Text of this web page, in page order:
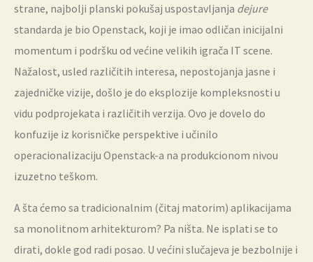
strane, najbolji planski pokušaj uspostavljanja dejure
standarda je bio Openstack, koji je imao odličan inicijalni
momentum i podršku od većine velikih igrača IT scene.
Nažalost, usled različitih interesa, nepostojanja jasne i
zajedničke vizije, došlo je do eksplozije kompleksnosti u
vidu podprojekata i različitih verzija. Ovo je dovelo do
konfuzije iz korisničke perspektive i učinilo
operacionalizaciju Openstack-a na produkcionom nivou
izuzetno teškom.
A šta ćemo sa tradicionalnim (čitaj matorim) aplikacijama
sa monolitnom arhitekturom? Pa ništa. Ne isplati se to
dirati, dokle god radi posao. U većini slučajeva je bezbolnije i